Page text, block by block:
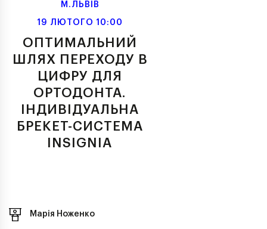
М.ЛЬВІВ
19 ЛЮТОГО 10:00
ОПТИМАЛЬНИЙ
ШЛЯХ ПЕРЕХОДУ В
ЦИФРУ ДЛЯ
ОРТОДОНТА.
ІНДИВІДУАЛЬНА
БРЕКЕТ-СИСТЕМА
INSIGNIA
Марія Ноженко